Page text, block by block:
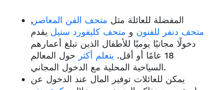
المفضلة للعائلة مثل متحف الفن المعاصر ,
متحف دنفر للفنون و متحف كليفورد ستيل يقدم
دخولًا مجانيًا يوميًا للأطفال الذين تبلغ أعمارهم
18 عامًا أو أقل.
يتعلم أكثر حول المعالم
السياحية المحلية مع الدخول المجاني.
يمكن للعائلات توفير المال عند الدخول عن